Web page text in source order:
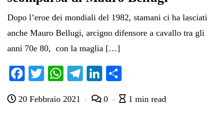
Dopo l’eroe dei mondiali del 1982, stamani ci ha lasciati
anche Mauro Bellugi, arcigno difensore a cavallo tra gli
anni 70e 80, con la maglia […]
Fa
bo
T
tte
W
ts
Te
gr
Li
ed di
20 Febbraio 2021 0 1 min read